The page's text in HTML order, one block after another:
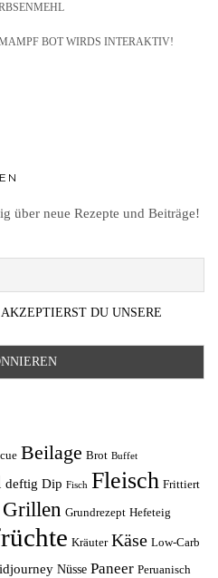
BOT WIRDS INTERAKTIV!
über neue Rezepte und Beiträge!
DU UNSERE
Beilage Brot Buffet
deftig Dip Fisch Fleisch Frittiert
Grillen Grundrezept Hefeteig
Kräuter Käse Low-Carb
Nüsse Paneer Peruanisch